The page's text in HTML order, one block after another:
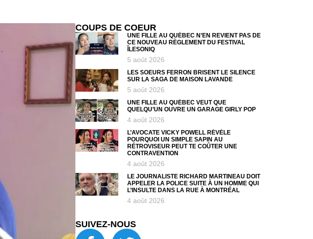
COUPS DE COEUR
UNE FILLE AU QUÉBEC N’EN REVIENT PAS DE
CE NOUVEAU RÈGLEMENT DU FESTIVAL
ÎLESONIQ
5 août 2026
LES SOEURS FERRON BRISENT LE SILENCE
SUR LA SAGA DE MAISON LAVANDE
5 août 2026
UNE FILLE AU QUÉBEC VEUT QUE
QUELQU’UN OUVRE UN GARAGE GIRLY POP
4 août 2026
L’AVOCATE VICKY POWELL RÉVÈLE
POURQUOI UN SIMPLE SAPIN AU
RÉTROVISEUR PEUT TE COÛTER UNE
CONTRAVENTION
4 août 2026
LE JOURNALISTE RICHARD MARTINEAU DOIT
APPELER LA POLICE SUITE À UN HOMME QUI
L’INSULTE DANS LA RUE À MONTRÉAL
4 août 2026
SUIVEZ-NOUS